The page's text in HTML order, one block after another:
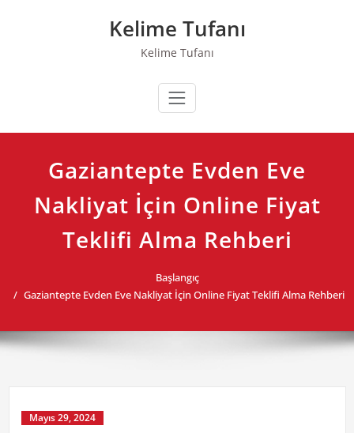
Kelime Tufanı
Kelime Tufanı
Gaziantepte Evden Eve
Nakliyat İçin Online Fiyat
Teklifi Alma Rehberi
Başlangıç
Gaziantepte Evden Eve Nakliyat İçin Online Fiyat Teklifi Alma Rehberi
Mayıs 29, 2024